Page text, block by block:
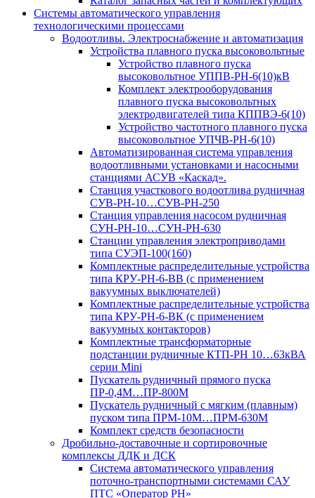
Системы автоматического управления
технологическими процессами
Водоотливы. Электроснабжение и автоматизация
Устройства плавного пуска высоковольтные
Устройство плавного пуска
высоковольтное УППВ-РН-6(10)кВ
Комплект электрооборудования
плавного пуска высоковольтных
электродвигателей типа КППВЭ-6(10)
Устройство частотного плавного пуска
высоковольтное УПЧВ-РН-6(10)
Автоматизированная система управления
водоотливными установками и насосными
станциями АСУВ «Каскад».
Станция участкового водоотлива рудничная
СУВ-РН-10…СУВ-РН-250
Станция управления насосом рудничная
СУН-РН-10…СУН-РН-630
Станции управления электроприводами
типа СУЭП-100(160)
Комплектные распределительные устройства
типа КРУ-РН-6-ВВ (с применением
вакуумных выключателей)
Комплектные распределительные устройства
типа КРУ-РН-6-ВК (с применением
вакуумных контакторов)
Комплектные трансформаторные
подстанции рудничные КТП-РН 10…63кВА
серии Mini
Пускатель рудничный прямого пуска
ПР-0,4М…ПР-800М
Пускатель рудничный с мягким (плавным)
пуском типа ПРМ-10М…ПРМ-630М
Комплект средств безопасности
Дробильно-доставочные и сортировочные
комплексы ДДК и ДСК
Система автоматического управления
поточно-транспортными системами САУ
ПТС «Оператор РН»